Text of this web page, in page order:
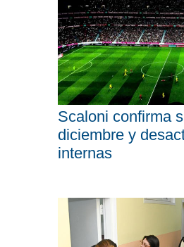
Scaloni confirma
diciembre y
internas